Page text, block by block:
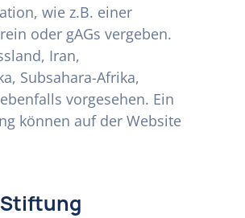
wie z.B. einer
oder gAGs vergeben.
Iran,
Subsahara-Afrika,
vorgesehen. Ein
können auf der Website
Stiftung